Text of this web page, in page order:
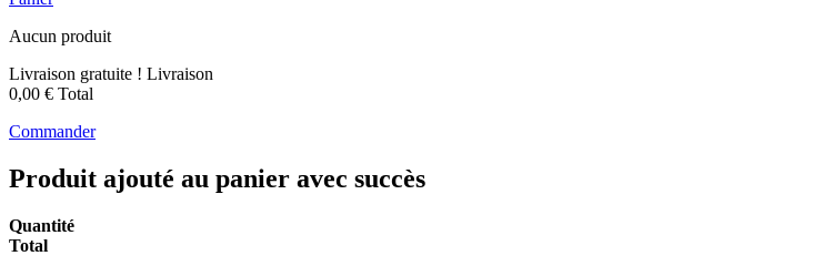
Aucun produit
Livraison gratuite ! Livraison
0,00 € Total
Commander
Produit ajouté au panier avec succès
Quantité
Total